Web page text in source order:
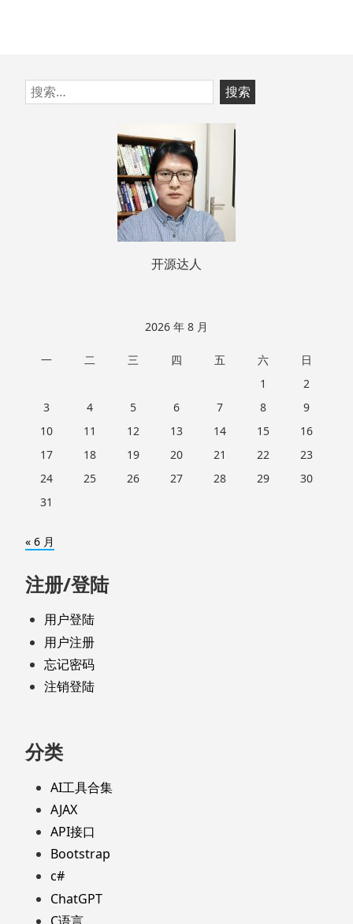
跳
至
搜
索：
开源达人
2026 年 8 月
一 二 三 四 五 六
日
1
2
3
4 5 6 7 8
9
10
11 12 13 14 15
16
17
18 19 20 21 22
23
24
25 26 27 28 29
30
31
« 6 月
注册/登陆
用户登陆
用户注册
忘记密码
注销登陆
分类
AI工具合集
AJAX
API接口
Bootstrap
c#
ChatGPT